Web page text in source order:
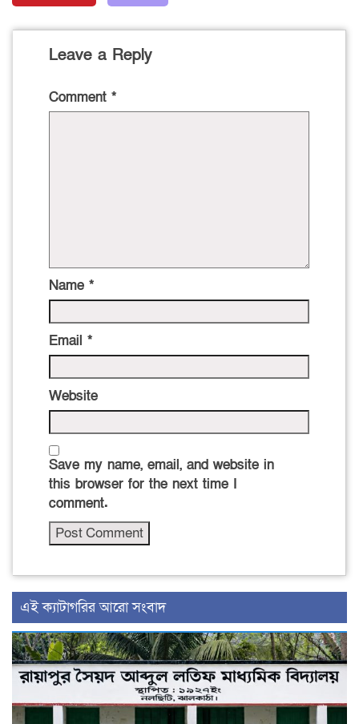
Leave a Reply
Comment *
Name *
Email *
Website
Save my name, email, and website in
this browser for the next time I
comment.
‍এই ক্যাটাগরির ‍আরো সংবাদ